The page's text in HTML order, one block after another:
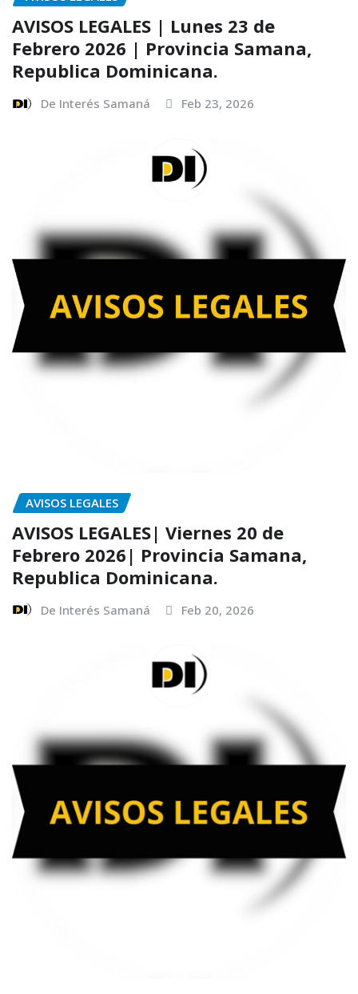
AVISOS LEGALES | Lunes 23 de
Febrero 2026 | Provincia Samana,
Republica Dominicana.
De Interés Samaná Feb 23, 2026
AVISOS LEGALES
AVISOS LEGALES| Viernes 20 de
Febrero 2026| Provincia Samana,
Republica Dominicana.
De Interés Samaná Feb 20, 2026